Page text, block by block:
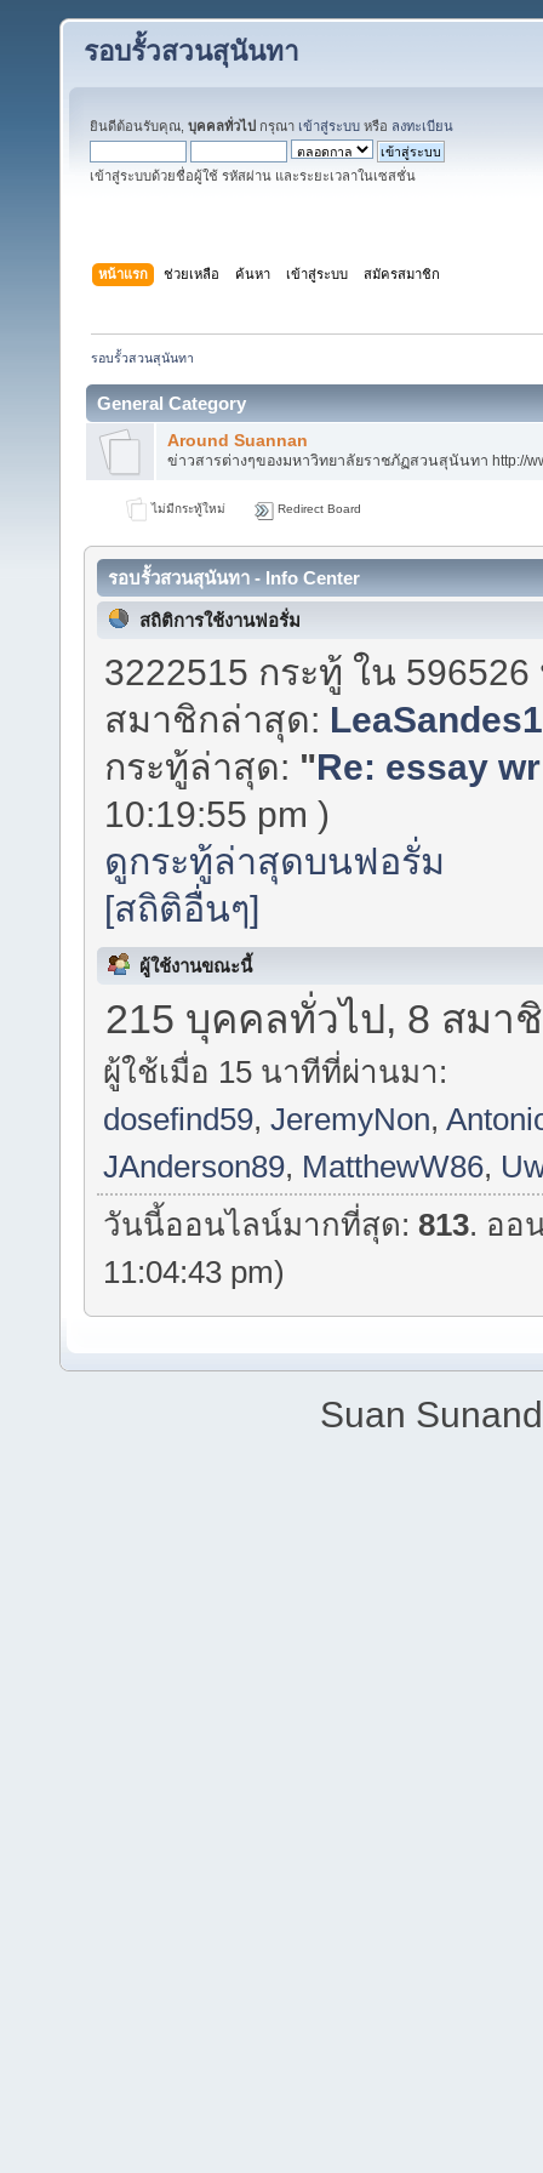
รอบรั้วสวนสุนันทา
ยินดีต้อนรับคุณ, บุคคลทั่วไป กรุณา เข้าสู่ระบบ หรือ ลงทะเบียน
เข้าสู่ระบบด้วยชื่อผู้ใช้ รหัสผ่าน และระยะเวลาในเซสชั่น
หน้าแรก ช่วยเหลือ ค้นหา เข้าสู่ระบบ สมัครสมาชิก
รอบรั้วสวนสุนันทา
General Category
Around Suannan
ข่าวสารต่างๆของมหาวิทยาลัยราชภัฏสวนสุนันทา http://
ไม่มีกระทู้ใหม่ Redirect Board
รอบรั้วสวนสุนันทา - Info Center
สถิติการใช้งานฟอรั่ม
3222515 กระทู้ ใน
สมาชิกล่าสุด: LeaSandes1
กระทู้ล่าสุด: "Re: essay
10:19:55 pm )
ดูกระทู้ล่าสุดบนฟอรั่ม
[สถิติอื่นๆ]
ผู้ใช้งานขณะนี้
215 บุคคลทั่วไป, 8 สมา
ผู้ใช้เมื่อ 15 นาทีที่ผ่านมา:
dosefind59,JeremyNon,
JAnderson89, MatthewW86,
วันนี้ออนไลน์มากที่สุด:813. ออ
11:04:43 pm)
Suan